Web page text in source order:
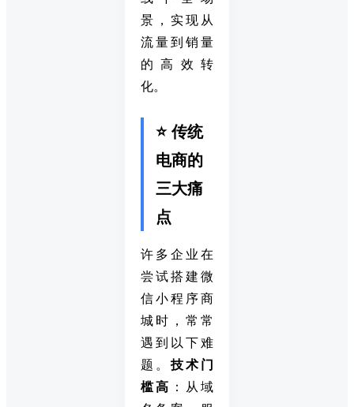
景，实现从
流量到销量
的高效转
化。
⭐ 传统
电商的
三大痛
点
许多企业在
尝试搭建微
信小程序商
城时，常常
遇到以下难
题。 技术门
槛高 ：从域